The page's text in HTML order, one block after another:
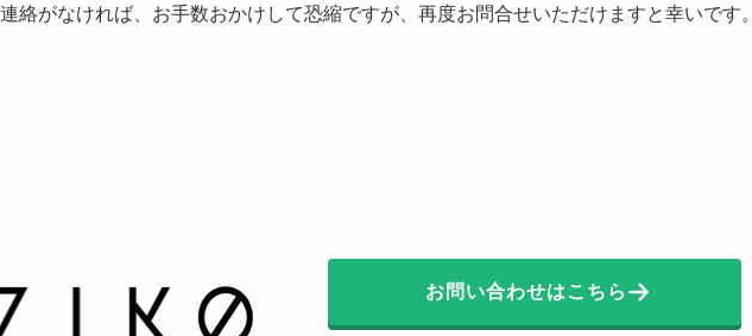
絡がなければ、お手数おかけして恐縮ですが、再度お問合せいただけますと幸いです。
お問い合わせはこちら